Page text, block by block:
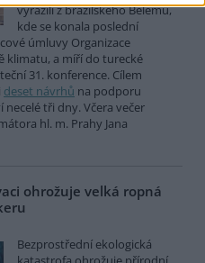
vyrazili z brazilského Belému,
kde se konala poslední
úmluvy Organizace
klimatu, a míří do turecké
31. konference. Cílem
deset návrhů na podporu
necelé tři dny. Včera večer
hl. m. Prahy Jana
ohrožuje velká ropná
Bezprostřední ekologická